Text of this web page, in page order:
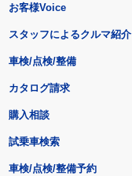
お客様Voice
スタッフによるクルマ紹介
車検/点検/整備
カタログ請求
購入相談
試乗車検索
車検/点検/整備予約